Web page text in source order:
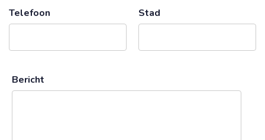
Telefoon Stad
Bericht